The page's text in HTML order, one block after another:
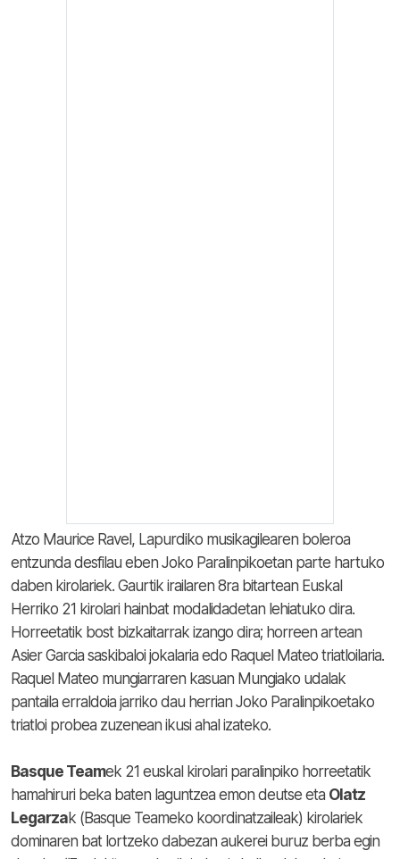
Atzo Maurice Ravel, Lapurdiko musikagilearen boleroa
entzunda desfilau eben Joko Paralinpikoetan parte hartuko
daben kirolariek. Gaurtik irailaren 8ra bitartean Euskal
Herriko 21 kirolari hainbat modalidadetan lehiatuko dira.
Horreetatik bost bizkaitarrak izango dira; horreen artean
Asier Garcia saskibaloi jokalaria edo Raquel Mateo triatloilaria.
Raquel Mateo mungiarraren kasuan Mungiako udalak
pantaila erraldoia jarriko dau herrian Joko Paralinpikoetako
triatloi probea zuzenean ikusi ahal izateko.
Basque Teamek 21 euskal kirolari paralinpiko horreetatik
hamahiruri beka baten laguntzea emon deutse eta Olatz
Legarzak (Basque Teameko koordinatzaileak) kirolariek
dominaren bat lortzeko dabezan aukerei buruz berba egin